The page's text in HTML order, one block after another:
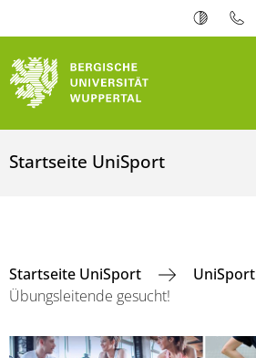
Startseite UniSport
Startseite UniSport
UniSport
Übungsleitende gesucht!